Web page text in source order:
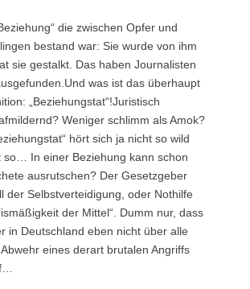
die zwischen Opfer und
bestand war: Sie wurde von ihm
sie gestalkt. Das haben Journalisten
was ist das überhaupt
„Beziehungstat“!Juristisch
Weniger schlimm als Amok?
hört sich ja nicht so wild
In einer Beziehung kann schon
ausrutschen? Der Gesetzgeber
der Selbstverteidigung, oder Nothilfe
der Mittel“. Dumm nur, dass
in Deutschland eben nicht über alle
eines derart brutalen Angriffs